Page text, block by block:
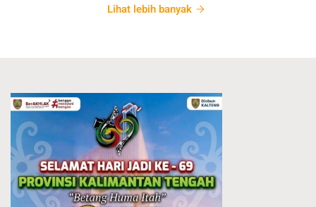
Lihat lebih banyak